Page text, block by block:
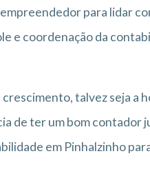
para lidar
e coordenação da
talvez seja a
de ter um bom contador
em Pinhalzinho